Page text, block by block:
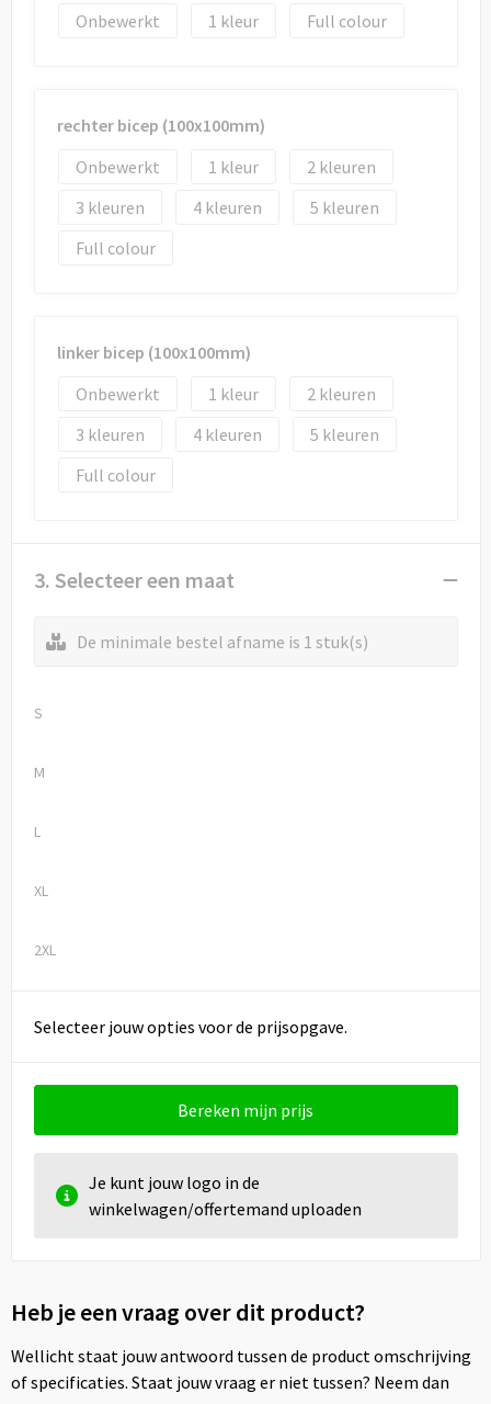
Onbewerkt 1 Full colour
rechter bicep (100x100mm)
Onbewerkt
1
2
3
4
5
Full colour
linker bicep (100x100mm)
Onbewerkt
1
2
3
4
5
Full colour
3. Selecteer een maat
De minimale bestel afname is 1 stuk(s)
S
M
L
XL
2XL
Selecteer jouw opties voor de prijsopgave.
Bereken mijn prijs
Je kunt jouw logo in de
winkelwagen/offertemand uploaden
Heb je een vraag over dit product?
Wellicht staat jouw antwoord tussen de product omschrijving
of specificaties. Staat jouw vraag er niet tussen? Neem dan